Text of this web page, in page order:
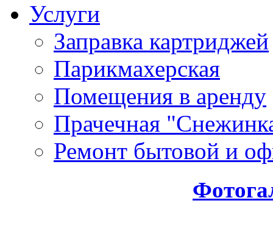
Услуги
Заправка картриджей
Парикмахерская
Помещения в аренду
Прачечная
Ремонт бытовой и